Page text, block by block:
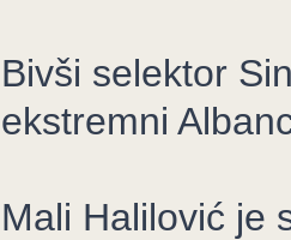
Bivši selektor
ekstremni
Mali Halilović je